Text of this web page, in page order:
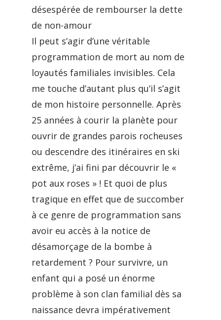
désespérée de rembourser la dette
de non-amour
Il peut s’agir d’une véritable
programmation de mort au nom de
loyautés familiales invisibles. Cela
me touche d’autant plus qu’il s’agit
de mon histoire personnelle. Après
25 années à courir la planète pour
ouvrir de grandes parois rocheuses
ou descendre des itinéraires en ski
extrême, j’ai fini par découvrir le «
pot aux roses » ! Et quoi de plus
tragique en effet que de succomber
à ce genre de programmation sans
avoir eu accès à la notice de
désamorçage de la bombe à
retardement ? Pour survivre, un
enfant qui a posé un énorme
problème à son clan familial dès sa
naissance devra impérativement